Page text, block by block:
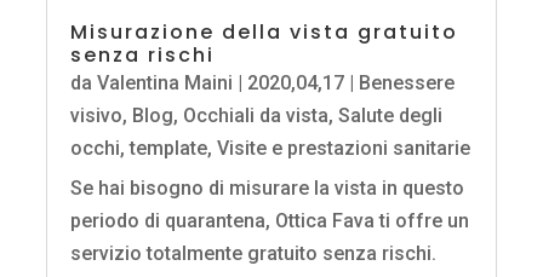
Misurazione della vista gratuito
senza rischi
daValentina Maini 2020,04,17
Benessere
visivo, Blog, Occhiali da vista,Salute degli
occhi,template,Visite e prestazioni sanitarie
Se hai bisogno di misurare la vista in questo
periodo di quarantena, Ottica Fava ti offre un
servizio totalmente gratuito senza rischi.